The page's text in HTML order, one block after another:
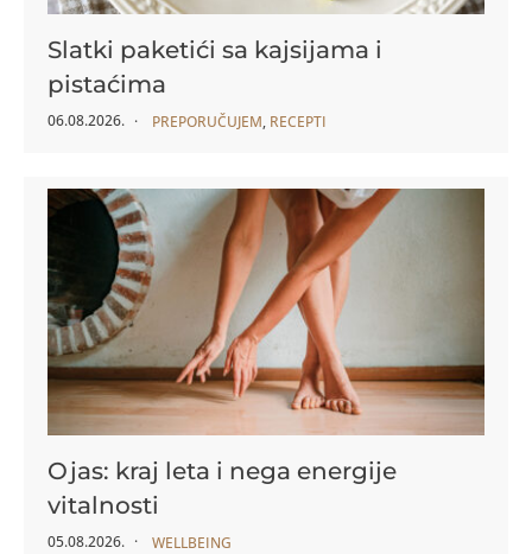
Slatki paketići sa kajsijama i
pistaćima
06.08.2026. PREPORUČUJEM, RECEPTI
Ojas: kraj leta i nega energije
vitalnosti
05.08.2026. WELLBEING